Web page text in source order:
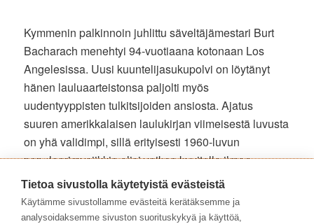
Kymmenin palkinnoin juhlittu säveltäjämestari Burt
Bacharach menehtyi 94-vuotiaana kotonaan Los
Angelesissa. Uusi kuuntelijasukupolvi on löytänyt
hänen lauluaarteistonsa paljolti myös
uudentyyppisten tulkitsijoiden ansiosta. Ajatus
suuren amerikkalaisen laulukirjan viimeisestä luvusta
on yhä validimpi, sillä erityisesti 1960-luvun
populaarimusiikkia olisi vaikea kuvitella ilman
Bacharachin notkeasti svengaavia ikivihreitä.
Matti Pajuniemi
Tietoa sivustolla käytetyistä evästeistä
Käytämme sivustollamme evästeitä kerätäksemme ja
analysoidaksemme sivuston suorituskykyä ja käyttöä,